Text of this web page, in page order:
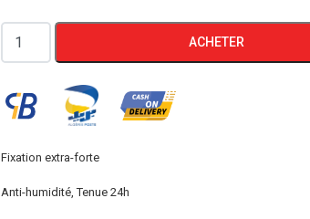
était :
1700 DA.
est :
1400 DA.
quantité
de
Provost
Professionnelle
ACHETER
Fixation extra-forte
Anti-humidité, Tenue 24h